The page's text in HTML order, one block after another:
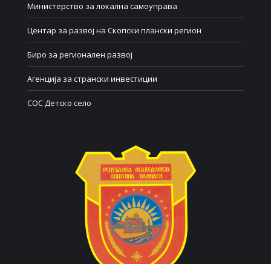
Министерство за локална самоуправа
Центар за развој на Скопски плански регион
Биро за регионален развој
Агенција за странски инвестиции
СОС Детско село